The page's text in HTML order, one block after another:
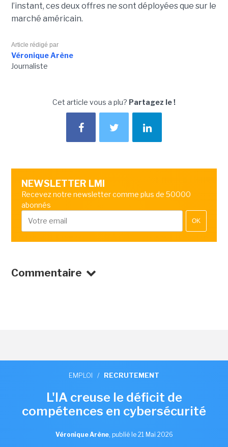
l’instant, ces deux offres ne sont déployées que sur le
marché américain.
Article rédigé par
Véronique Arène
Journaliste
Cet article vous a plu? Partagez le !
NEWSLETTER LMI
Recevez notre newsletter comme plus de 50000
abonnés
OK
Commentaire
EMPLOI / RECRUTEMENT
L'IA creuse le déficit de
compétences en cybersécurité
Véronique Arène, publié le 21 Mai 2026